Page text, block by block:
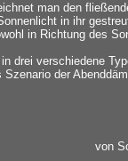
man den
in ihr
in Richtung des
drei verschiedene
Szenario der
von